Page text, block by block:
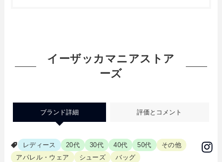
イーザッカマニアストア
ーズ
ブランド詳細 評価とコメント
レディース 20代 30代 40代 50代
その他
アパレル・ウェア
シューズ
バッグ